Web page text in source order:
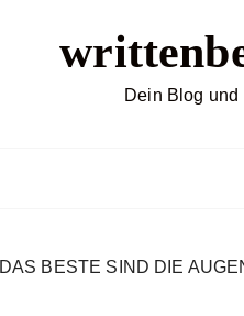
Dein Blog und
DAS BESTE SIND DIE